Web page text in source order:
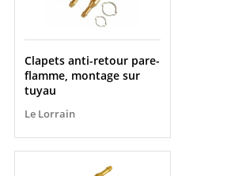
Clapets anti-retour pare-
flamme, montage sur
tuyau
Le Lorrain